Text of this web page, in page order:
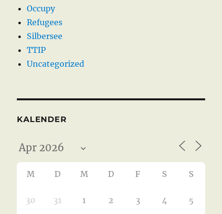
Occupy
Refugees
Silbersee
TTIP
Uncategorized
KALENDER
M D M D F S S
30 31 1 2 3 4 5